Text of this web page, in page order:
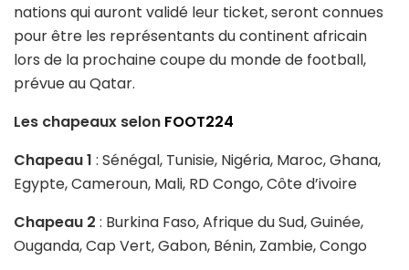
nations qui auront validé leur ticket, seront connues
pour être les représentants du continent africain
lors de la prochaine coupe du monde de football,
prévue au Qatar.
Les chapeaux selon FOOT224
Chapeau 1 : Sénégal, Tunisie, Nigéria, Maroc, Ghana,
Egypte, Cameroun, Mali, RD Congo, Côte d’ivoire
Chapeau 2 : Burkina Faso, Afrique du Sud, Guinée,
Ouganda, Cap Vert, Gabon, Bénin, Zambie, Congo